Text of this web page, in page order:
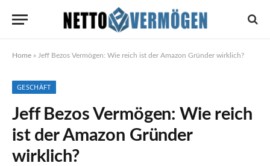
Home » Jeff Bezos Vermögen: Wie reich ist der Amazon Gründer wirklich?
GESCHÄFT
Jeff Bezos Vermögen: Wie reich
ist der Amazon Gründer
wirklich?